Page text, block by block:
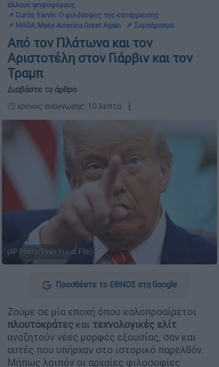
άλλους ψηφοφόρους
📌 Curtis Yarvin: Ο φιλόσοφος της κατάρρευσης
📌 MAGA: Make America Great Again
📌 Συμπέρασμα
Από τον Πλάτωνα και τον
Αριστοτέλη στον Γιάρβιν και τον
Τραμπ
Διαβάστε το άρθρο
🕛 χρόνος ανάγνωσης: 10 λεπτά ┋
(AP Photo/Evan Vucci, FIle)
Προσθέστε το ΕΘΝΟΣ στη Google
Ζούμε σε μία εποχή όπου καλοπροαίρετοι
πλουτοκράτες και τεχνολογικές ελίτ
αναζητούν νέες μορφές εξουσίας, σαν και
αυτές που υπήρχαν στο ιστορικό παρελθόν.
Μήπως λοιπόν οι αρχαίες φιλοσοφίες